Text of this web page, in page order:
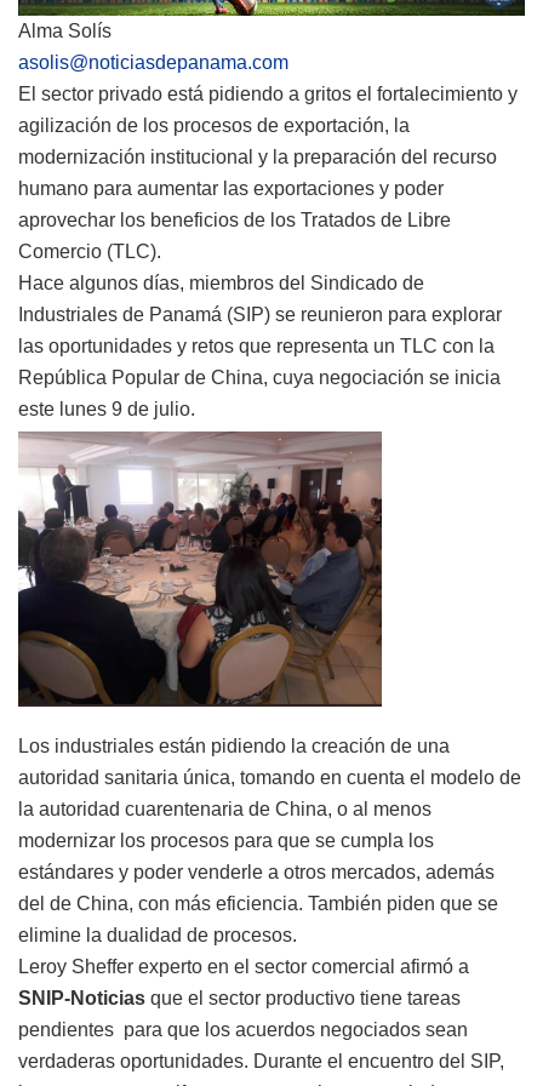
Alma Solís
asolis@noticiasdepanama.com
El sector privado está pidiendo a gritos el fortalecimiento y
agilización de los procesos de exportación, la
modernización institucional y la preparación del recurso
humano para aumentar las exportaciones y poder
aprovechar los beneficios de los Tratados de Libre
Comercio (TLC).
Hace algunos días, miembros del Sindicado de
Industriales de Panamá (SIP) se reunieron para explorar
las oportunidades y retos que representa un TLC con la
República Popular de China, cuya negociación se inicia
este lunes 9 de julio.
Los industriales están pidiendo la creación de una
autoridad sanitaria única, tomando en cuenta el modelo de
la autoridad cuarentenaria de China, o al menos
modernizar los procesos para que se cumpla los
estándares y poder venderle a otros mercados, además
del de China, con más eficiencia. También piden que se
elimine la dualidad de procesos.
Leroy Sheffer experto en el sector comercial afirmó a
SNIP-Noticias que el sector productivo tiene tareas
pendientes para que los acuerdos negociados sean
verdaderas oportunidades. Durante el encuentro del SIP,